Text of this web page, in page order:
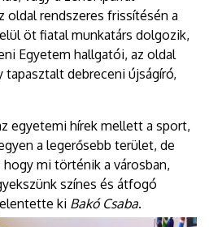
oldal rendszeres frissítésén a
öt fiatal munkatárs dolgozik,
Egyetem hallgatói, az oldal
debreceni újságíró,
egyetemi hírek mellett a sport,
a legerősebb terület, de
mi történik a városban,
színes és átfogó
ki Bakó Csaba.